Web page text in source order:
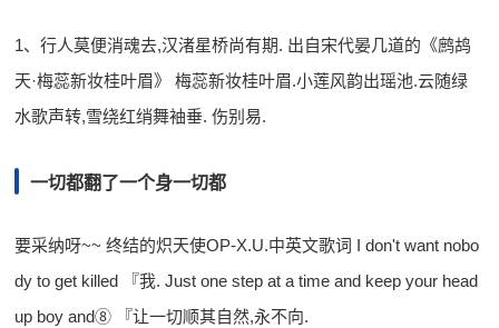
1、行人莫便消魂去,汉渚星桥尚有期. 出自宋代晏几道的《鹧鸪
天·梅蕊新妆桂叶眉》 梅蕊新妆桂叶眉.小莲风韵出瑶池.云随绿
水歌声转,雪绕红绡舞袖垂. 伤别易.
一切都翻了一个身一切都
要采纳呀~~ 终结的炽天使OP-X.U.中英文歌词 I don't want nobo
dy to get killed 『我. Just one step at a time and keep your head
up boy and⑧ 『让一切顺其自然,永不向.